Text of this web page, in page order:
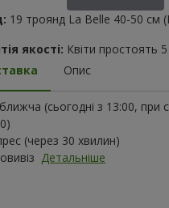
19 троянд La Belle 40-50 см
якості: Квіти простоять
Опис
(сьогодні з 13:00, при
(через 30 хвилин)
Детальніше